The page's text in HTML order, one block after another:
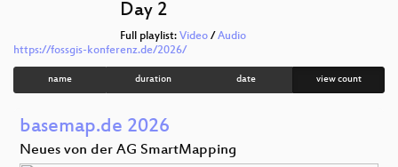
Day 2
Full playlist: Video / Audio
https://fossgis-konferenz.de/2026/
name duration date view count
basemap.de 2026
Neues von der AG SmartMapping